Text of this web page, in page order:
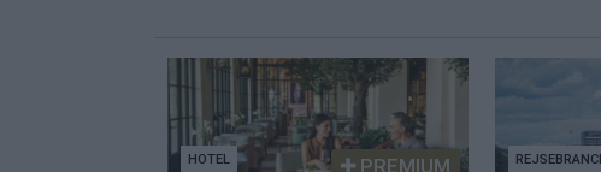
HOTEL PREMIUM